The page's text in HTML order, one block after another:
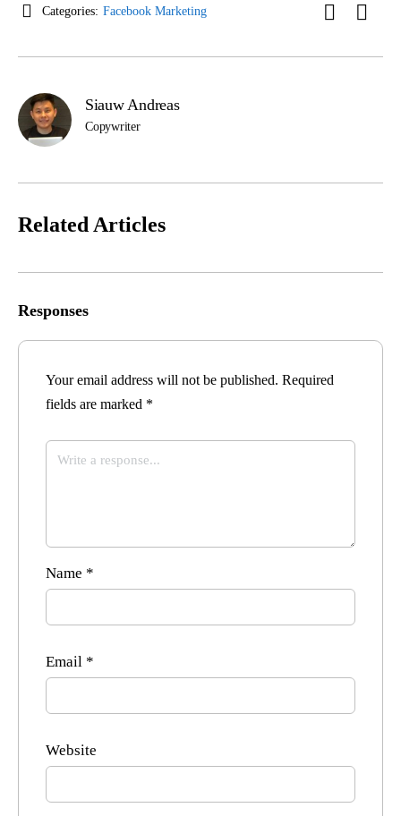
Categories: Facebook Marketing
Siauw Andreas
Copywriter
Related Articles
Responses
Your email address will not be published. Required
fields are marked *
Name *
Email *
Website